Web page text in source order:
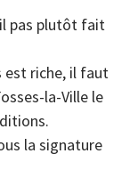
il pas plutôt fait
est riche, il faut
la-Ville le
la signature